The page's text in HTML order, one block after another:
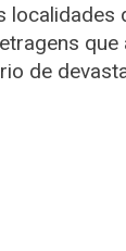
localidades
que
de